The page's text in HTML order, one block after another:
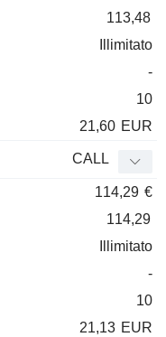
113,48
Illimitato
-
10
21,60 EUR
CALL
114,29 €
114,29
Illimitato
-
10
21,13 EUR